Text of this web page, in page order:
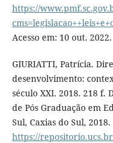
https://
Acesso em: 10 out. 2022.
GIURIATTI, Patrícia.
desenvolvimento:
século XXI. 2018. 218 f.
de Pós Graduação em
Sul, Caxias do Sul,
https://